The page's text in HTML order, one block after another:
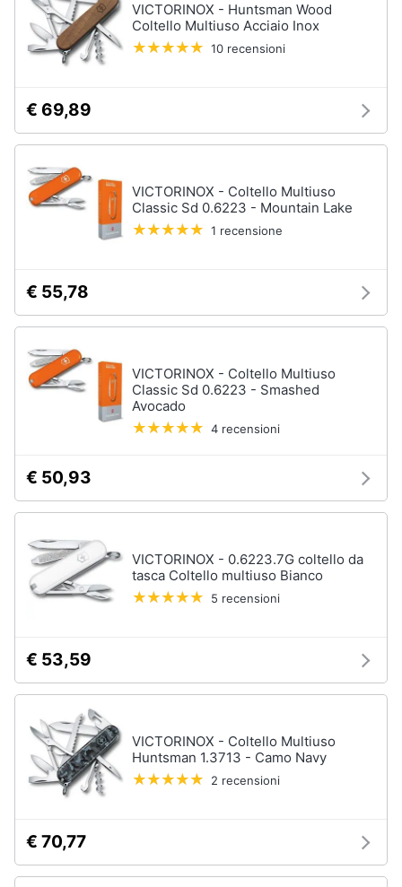
VICTORINOX - Huntsman Wood
Coltello Multiuso Acciaio Inox
10 recensioni
€ 69,89
VICTORINOX - Coltello Multiuso
Classic Sd 0.6223 - Mountain Lake
1 recensione
€ 55,78
VICTORINOX - Coltello Multiuso
Classic Sd 0.6223 - Smashed
Avocado
4 recensioni
€ 50,93
VICTORINOX - 0.6223.7G coltello da
tasca Coltello multiuso Bianco
5 recensioni
€ 53,59
VICTORINOX - Coltello Multiuso
Huntsman 1.3713 - Camo Navy
2 recensioni
€ 70,77